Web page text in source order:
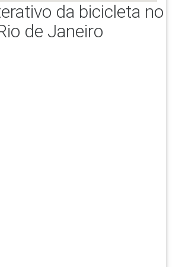
da bicicleta no
de Janeiro